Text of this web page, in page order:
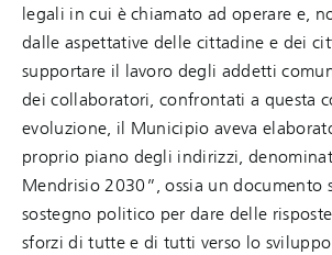
legali in cui è chiamato ad operare e,
dalle aspettative delle cittadine e dei
supportare il lavoro degli addetti
dei collaboratori, confrontati a questa
evoluzione, il Municipio aveva
proprio piano degli indirizzi,
Mendrisio 2030”, ossia un documento
sostegno politico per dare delle
sforzi di tutte e di tutti verso lo